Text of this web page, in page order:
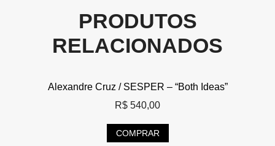
PRODUTOS
RELACIONADOS
Alexandre Cruz / SESPER – “Both Ideas”
R$ 540,00
COMPRAR